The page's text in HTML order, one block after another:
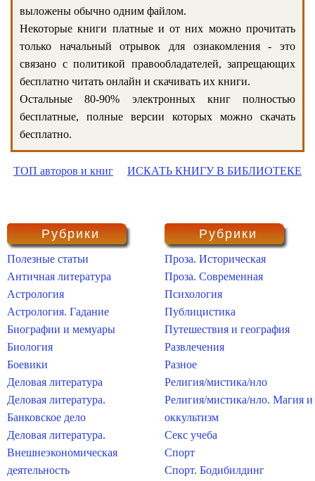
выложены обычно одним файлом.
Некоторые книги платные и от них можно прочитать
только начальный отрывок для ознакомления - это
связано с политикой правообладателей, запрещающих
бесплатно читать онлайн и скачивать их книги.
Остальные 80-90% электронных книг полностью
бесплатные, полные версии которых можно скачать
бесплатно.
ТОП авторов и книг ИСКАТЬ КНИГУ В БИБЛИОТЕКЕ
Рубрики
Полезные статьи
Античная литература
Астрология
Астрология. Гадание
Биографии и мемуары
Биология
Боевики
Деловая литература
Деловая литература.
Банковское дело
Деловая литература.
Внешнеэкономическая
деятельность
Рубрики
Проза. Историческая
Проза. Современная
Психология
Публицистика
Путешествия и география
Развлечения
Разное
Религия/мистика/нло
Религия/мистика/нло. Магия и
оккультизм
Секс учеба
Спорт
Спорт. Бодибилдинг